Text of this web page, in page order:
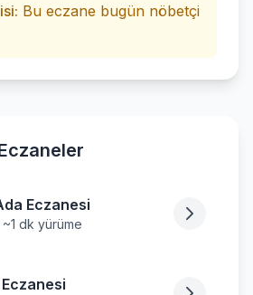
Bu eczane bugün nöbetçi
Eczanesi
~1 dk yürüme